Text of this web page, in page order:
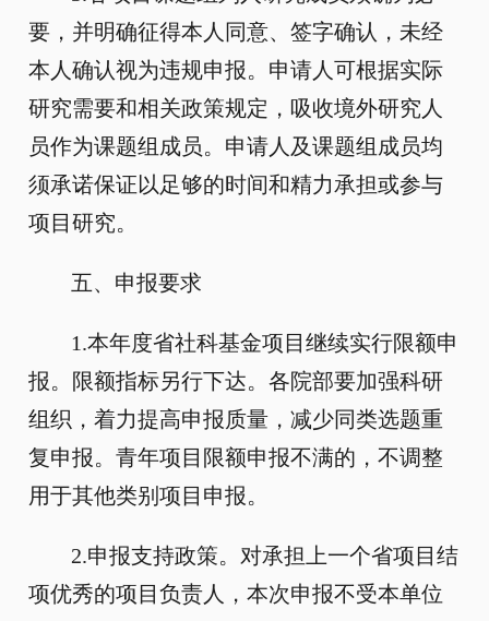
要，并明确征得本人同意、签字确认，未经
本人确认视为违规申报。申请人可根据实际
研究需要和相关政策规定，吸收境外研究人
员作为课题组成员。申请人及课题组成员均
须承诺保证以足够的时间和精力承担或参与
项目研究。
五、申报要求
1.本年度省社科基金项目继续实行限额申
报。限额指标另行下达。各院部要加强科研
组织，着力提高申报质量，减少同类选题重
复申报。青年项目限额申报不满的，不调整
用于其他类别项目申报。
2.申报支持政策。对承担上一个省项目结
项优秀的项目负责人，本次申报不受本单位